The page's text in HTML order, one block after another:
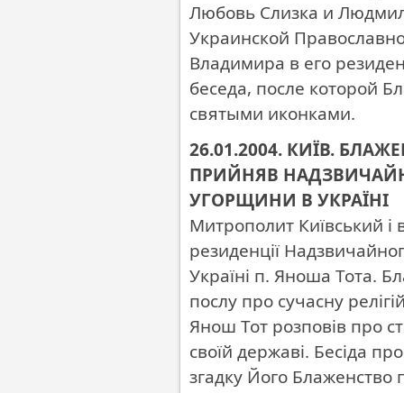
Любовь Слизка и
Украинской
Владимира в его
беседа, после которой
святыми иконками.
26.01.2004. КИЇВ.
ПРИЙНЯВ
УГОРЩИНИ В УКРАЇНІ
Митрополит Київський і
резиденції
Україні п. Яноша Тота.
послу про сучасну
Янош Тот розповів про
своїй державі. Бесіда
згадку Його